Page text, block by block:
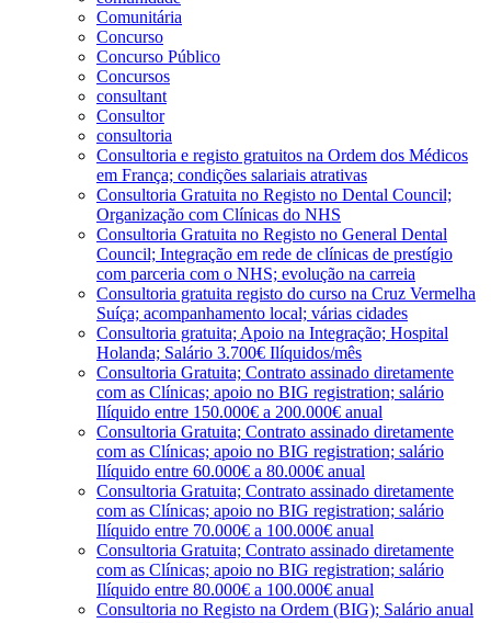
Comunitária
Concurso
Concurso Público
Concursos
consultant
Consultor
consultoria
Consultoria e registo gratuitos na Ordem dos Médicos
em França; condições salariais atrativas
Consultoria Gratuita no Registo no Dental Council;
Organização com Clínicas do NHS
Consultoria Gratuita no Registo no General Dental
Council; Integração em rede de clínicas de prestígio
com parceria com o NHS; evolução na carreia
Consultoria gratuita registo do curso na Cruz Vermelha
Suíça; acompanhamento local; várias cidades
Consultoria gratuita; Apoio na Integração; Hospital
Holanda; Salário 3.700€ Ilíquidos/mês
Consultoria Gratuita; Contrato assinado diretamente
com as Clínicas; apoio no BIG registration; salário
Ilíquido entre 150.000€ a 200.000€ anual
Consultoria Gratuita; Contrato assinado diretamente
com as Clínicas; apoio no BIG registration; salário
Ilíquido entre 60.000€ a 80.000€ anual
Consultoria Gratuita; Contrato assinado diretamente
com as Clínicas; apoio no BIG registration; salário
Ilíquido entre 70.000€ a 100.000€ anual
Consultoria Gratuita; Contrato assinado diretamente
com as Clínicas; apoio no BIG registration; salário
Ilíquido entre 80.000€ a 100.000€ anual
Consultoria no Registo na Ordem (BIG); Salário anual